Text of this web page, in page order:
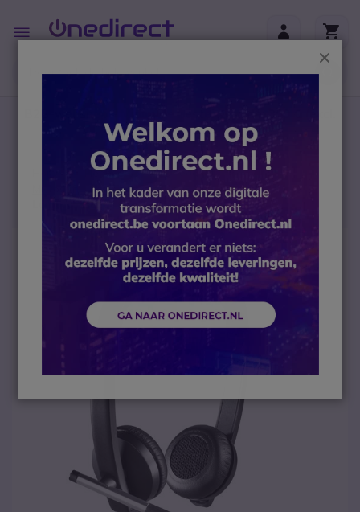
Toggle
Nav
btw)
Headsets
PC headsets
Microsoft Teams headset
Logitech H650e Stereo PC Headset